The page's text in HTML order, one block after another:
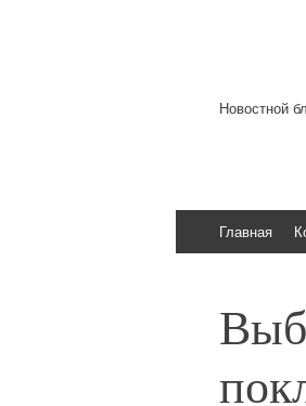
Новостной
Перейти к
Главная